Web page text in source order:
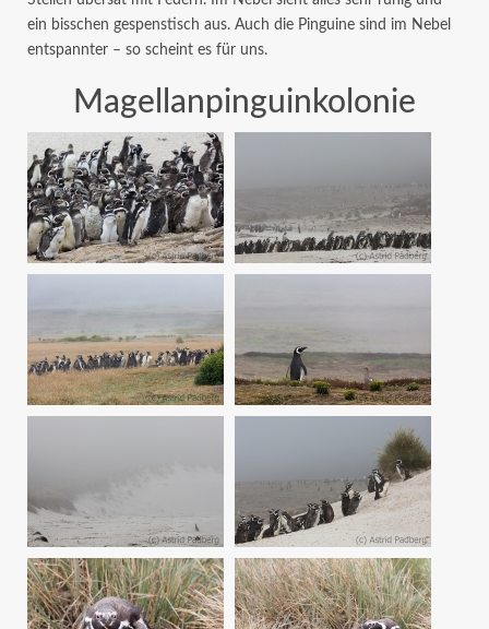
ein bisschen gespenstisch aus. Auch die Pinguine sind im Nebel
entspannter – so scheint es für uns.
Magellanpinguinkolonie